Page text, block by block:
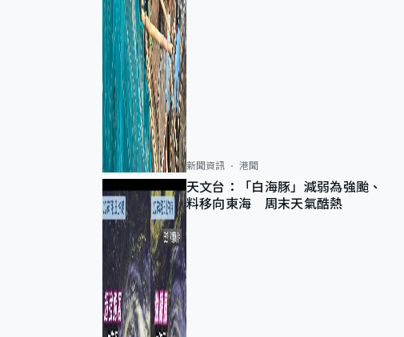
新聞資訊 港聞
天文台：「白海豚」減弱為強颱、
料移向東海 周末天氣酷熱